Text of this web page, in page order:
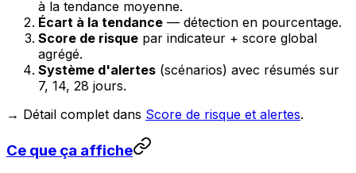
à la tendance moyenne.
Écart à la tendance — détection en pourcentage.
Score de risque par indicateur + score global
agrégé.
Système d'alertes (scénarios) avec résumés sur
7, 14, 28 jours.
→ Détail complet dans Score de risque et alertes.
Ce que ça affiche